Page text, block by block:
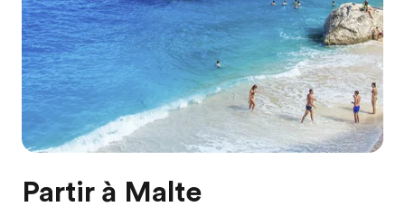
Qui sommes-nous ?
EF recrute
Rejoignez nos équipes
Partir à Malte